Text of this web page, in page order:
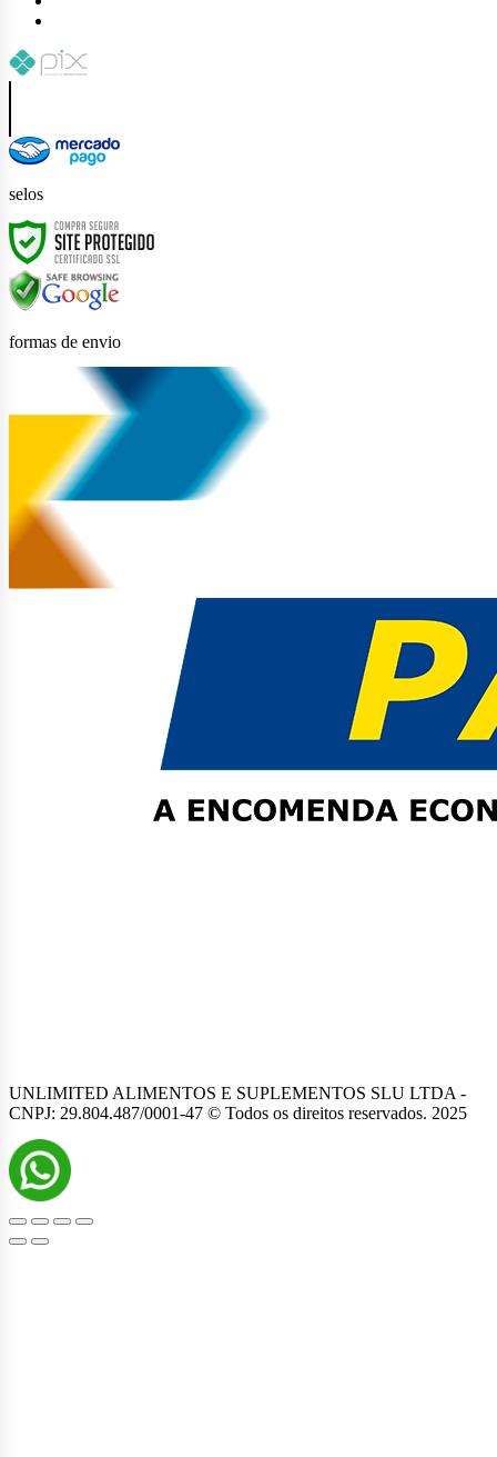
selos
formas de envio
UNLIMITED ALIMENTOS E SUPLEMENTOS SLU LTDA -
CNPJ: 29.804.487/0001-47 © Todos os direitos reservados. 2025